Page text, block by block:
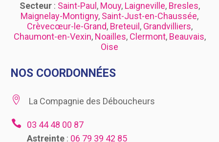
Secteur: Saint-Paul , Mouy, Laigneville, Bresles,
Maignelay-Montigny, Saint-Just-en-Chaussée,
Crèvecœur-le-Grand, Breteuil , Grandvilliers,
Chaumont-en-Vexin, Noailles, Clermont, Beauvais,
Oise
NOS COORDONNÉES
 La Compagnie des Déboucheurs

03 44 48 00 87
Astreinte: 06 79 39 42 85